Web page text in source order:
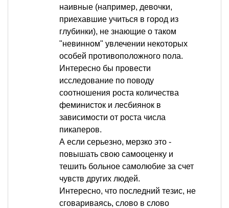
наивные (например, девочки,
приехавшие учиться в город из
глубинки), не знающие о таком
"невинном" увлечении некоторых
особей противоположного пола.
Интересно бы провести
исследование по поводу
соотношения роста количества
феминисток и лесбиянок в
зависимости от роста числа
пикаперов.
А если серьезно, мерзко это -
повышать свою самооценку и
тешить больное самолюбие за счет
чувств других людей.
Интересно, что последний тезис, не
сговариваясь, слово в слово